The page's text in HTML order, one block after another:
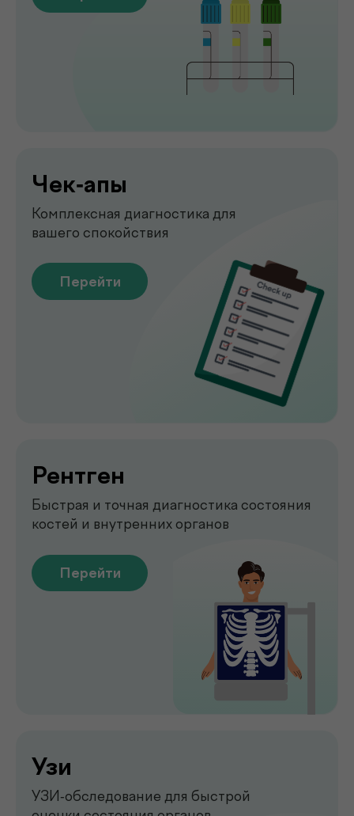
Быстрая и точная диагностика состояния
Узи
Укрепление мышц тазового
Перейти
Перейти
Перейти